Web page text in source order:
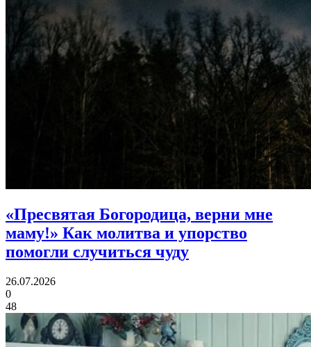
«Пресвятая Богородица, верни мне
маму!» Как молитва и упорство
помогли случиться чуду
26.07.2026
0
48